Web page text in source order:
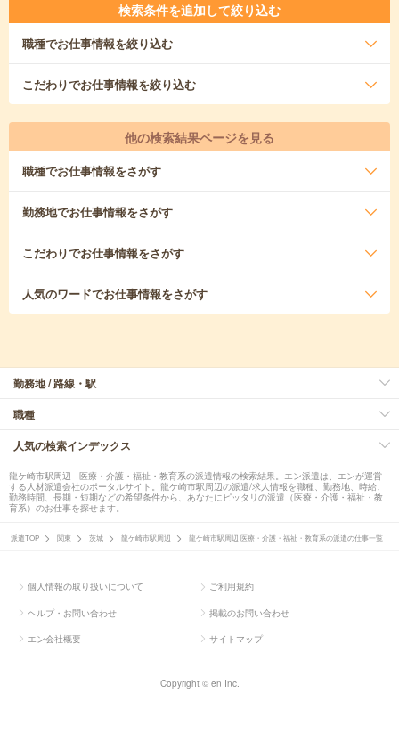
検索条件を追加して絞り込む
職種でお仕事情報を絞り込む
こだわりでお仕事情報を絞り込む
他の検索結果ページを見る
職種でお仕事情報をさがす
勤務地でお仕事情報をさがす
こだわりでお仕事情報をさがす
人気のワードでお仕事情報をさがす
勤務地 / 路線・駅
職種
人気の検索インデックス
龍ケ崎市駅周辺 - 医療・介護・福祉・教育系の派遣情報の検索結果。エン派遣は、エンが運営
する人材派遣会社のポータルサイト。龍ケ崎市駅周辺の派遣/求人情報を職種、勤務地、時給、
勤務時間、長期・短期などの希望条件から、あなたにピッタリの派遣（医療・介護・福祉・教
育系）のお仕事を探せます。
派遣TOP 関東 茨城 龍ケ崎市駅周辺 龍ケ崎市駅周辺 医療・介護・福祉・教育系の派遣の仕事一覧
個人情報の取り扱いについて ご利用規約
ヘルプ・お問い合わせ 掲載のお問い合わせ
エン会社概要 サイトマップ
Copyright © en Inc.